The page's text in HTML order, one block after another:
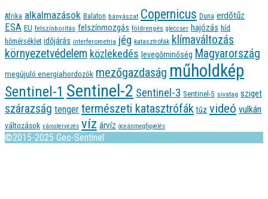
Afrika alkalmazások Balaton bányászat Copernicus Duna erdőtűz
ESA EU felszínborítás felszínmozgás földrengés gleccser hajózás híd
hőmérséklet időjárás interferometria jég katasztrófák klímaváltozás
környezetvédelem közlekedés levegőminőség Magyarország
megújuló energiahordozók mezőgazdaság műholdkép
Sentinel-1 Sentinel-2 Sentinel-3 Sentinel-5 sivatag sziget
szárazság tenger természeti katasztrófák tűz videó vulkán
változások várostervezés víz árvíz óceánmegfigyelés
©2015-2025 Geo-Sentinel